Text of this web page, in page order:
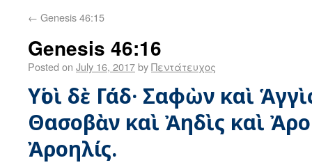
← Genesis 46:15
Genesis 46:16
Posted on July 16, 2017byΠεντάτευχος
Υἱοὶ δὲ Γάδ· Σαφὼν καὶ
Θασοβὰν καὶ Ἀηδὶς καὶ
Ἀροηλίς.